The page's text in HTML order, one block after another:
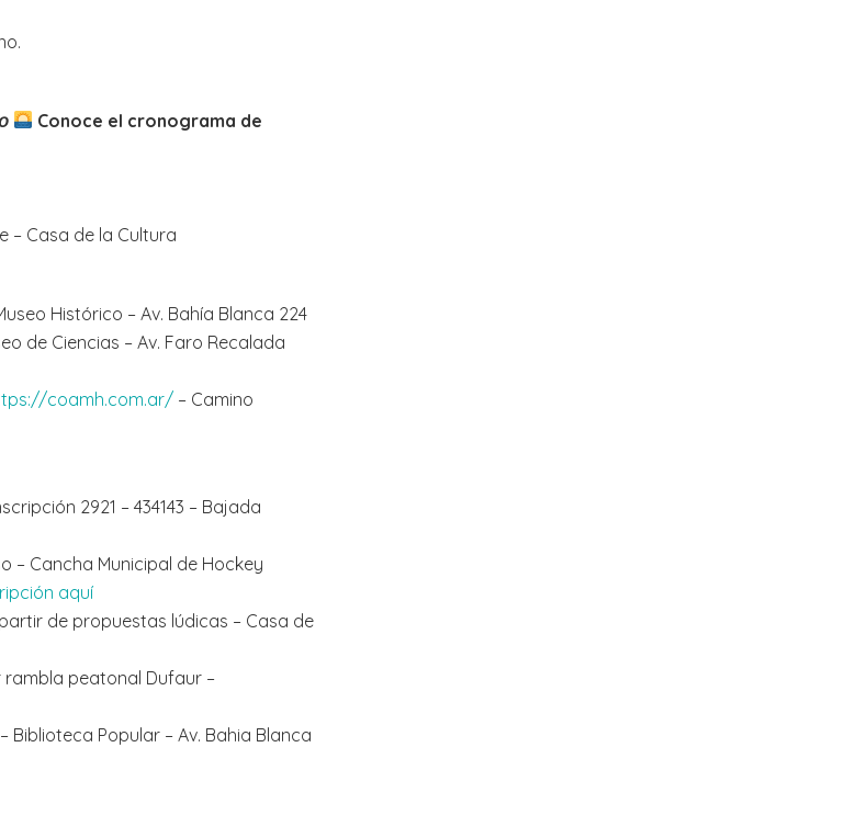
Conoce el cronograma de
– Casa de la Cultura
Histórico – Av. Bahía Blanca 224
de Ciencias – Av. Faro Recalada
coamh.com.ar/ – Camino
2921 – 434143 – Bajada
– Cancha Municipal de Hockey
aquí
de propuestas lúdicas – Casa de
rambla peatonal Dufaur –
Biblioteca Popular – Av. Bahia Blanca